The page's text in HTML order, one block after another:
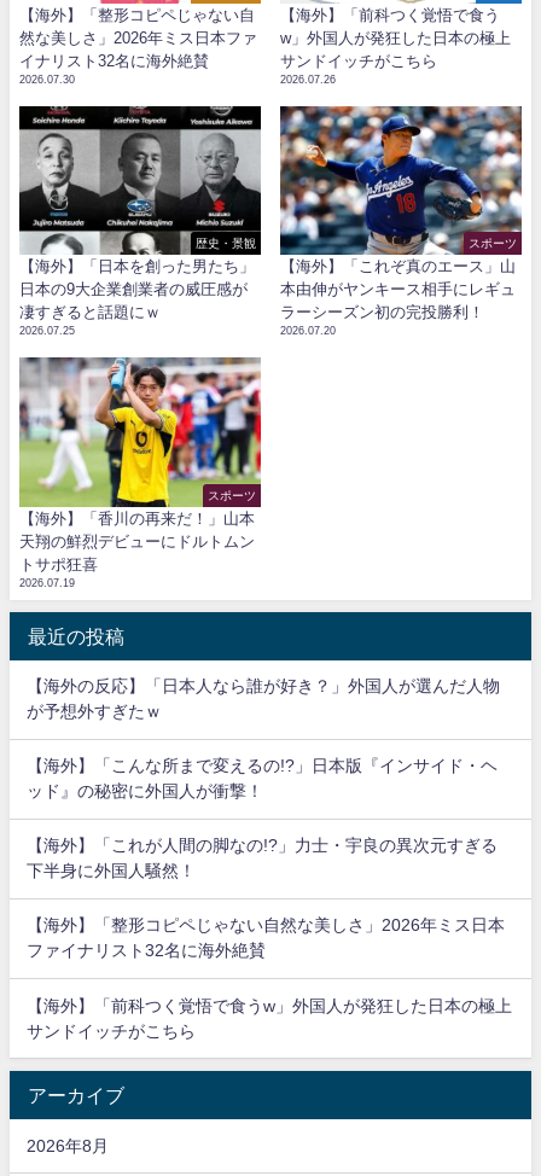
【海外】「整形コピペじゃない自
然な美しさ」2026年ミス日本ファ
イナリスト32名に海外絶賛
2026.07.30
【海外】「前科つく覚悟で食う
w」外国人が発狂した日本の極上
サンドイッチがこちら
2026.07.26
歴史・景観
【海外】「日本を創った男たち」
日本の9大企業創業者の威圧感が
凄すぎると話題にｗ
2026.07.25
スポーツ
【海外】「これぞ真のエース」山
本由伸がヤンキース相手にレギュ
ラーシーズン初の完投勝利！
2026.07.20
スポーツ
【海外】「香川の再来だ！」山本
天翔の鮮烈デビューにドルトムン
トサポ狂喜
2026.07.19
最近の投稿
【海外の反応】「日本人なら誰が好き？」外国人が選んだ人物
が予想外すぎたｗ
【海外】「こんな所まで変えるの!?」日本版『インサイド・ヘ
ッド』の秘密に外国人が衝撃！
【海外】「これが人間の脚なの!?」力士・宇良の異次元すぎる
下半身に外国人騒然！
【海外】「整形コピペじゃない自然な美しさ」2026年ミス日本
ファイナリスト32名に海外絶賛
【海外】「前科つく覚悟で食うw」外国人が発狂した日本の極上
サンドイッチがこちら
アーカイブ
2026年8月